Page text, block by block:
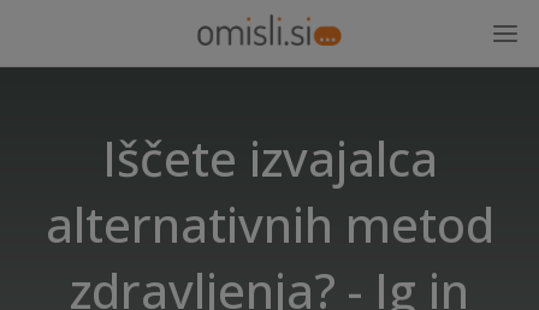
Iščete izvajalca
alternativnih metod
zdravljenja? - Ig in